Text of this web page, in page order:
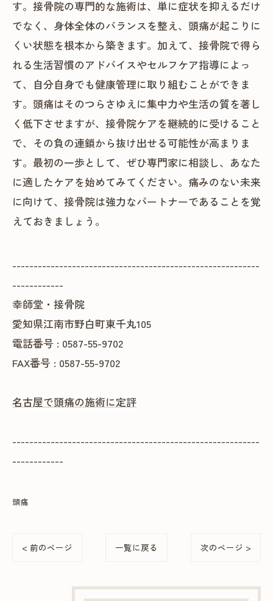
す。接骨院の専門的な施術は、単に症状を抑えるだけ
でなく、身体全体のバランスを整え、頭痛が起こりに
くい状態を根本から築きます。加えて、接骨院で得ら
れる生活習慣のアドバイスやセルフケア指導によっ
て、自分自身でも健康管理に取り組むことができま
す。頭痛はそのつらさゆえに集中力や生活の質を著し
く低下させますが、接骨院ケアを継続的に受けること
で、その負の連鎖から抜け出せる可能性が高まりま
す。最初の一歩として、ぜひ専門家に相談し、あなた
に適したケアを始めてみてください。痛みのない未来
に向けて、接骨院は強力なパートナーであることを覚
えておきましょう。
----------------------------------------------------------
------------
幸師堂・接骨院
愛知県江南市野白町東千丸105
電話番号 : 0587-55-9702
FAX番号 : 0587-55-9702
名古屋で頭痛の施術に定評
----------------------------------------------------------
------------
頭痛
< 前のページ 一覧に戻る 次のページ >